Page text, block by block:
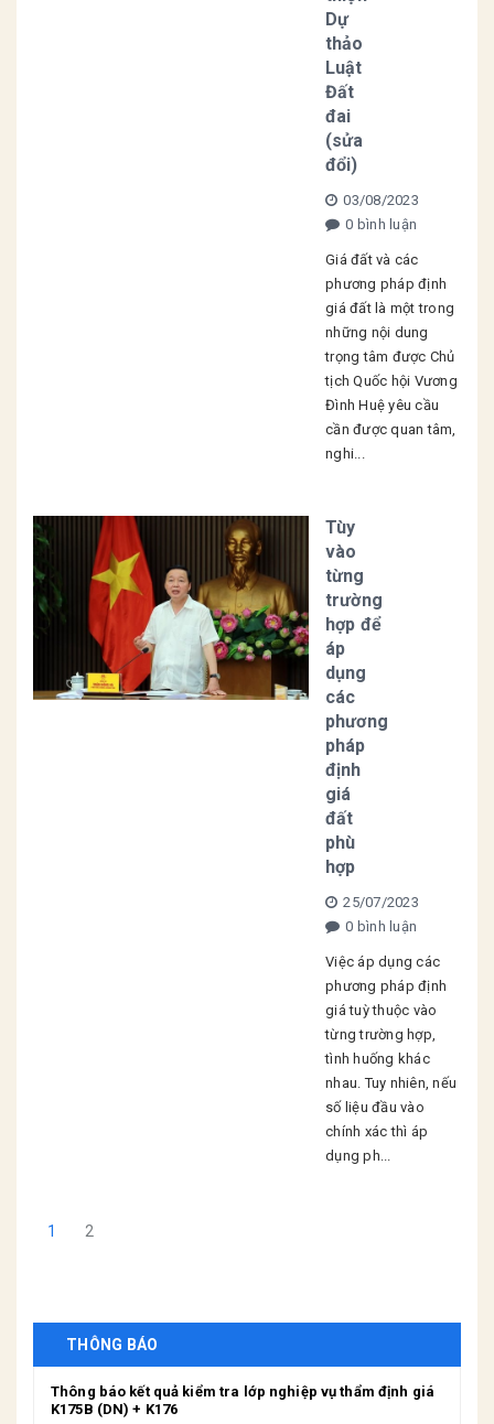
Dự
thảo
Luật
Đất
đai
(sửa
đổi)
03/08/2023
0 bình luận
Giá đất và các
phương pháp định
giá đất là một trong
những nội dung
trọng tâm được Chủ
tịch Quốc hội Vương
Đình Huệ yêu cầu
cần được quan tâm,
nghi...
Tùy
vào
từng
trường
hợp để
áp
dụng
các
phương
pháp
định
giá
đất
phù
hợp
25/07/2023
0 bình luận
Việc áp dụng các
phương pháp định
giá tuỳ thuộc vào
từng trường hợp,
tình huống khác
nhau. Tuy nhiên, nếu
số liệu đầu vào
chính xác thì áp
dụng ph...
1 2
THÔNG BÁO
Thông báo kết quả kiểm tra lớp nghiệp vụ thẩm định giá
K175B (DN) + K176